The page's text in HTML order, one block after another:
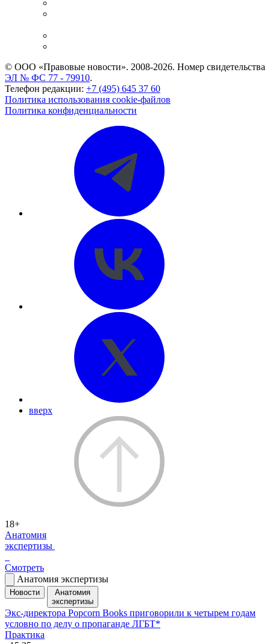
© ООО «Правовые новости». 2008-2026. Номер свидетельства
ЭЛ № ФС 77 - 79910.
Телефон редакции: +7 (495) 645 37 60
Политика использования cookie-файлов
Политика конфиденциальности
вверх
18+
Анатомия
экспертизы
Смотреть
Анатомия экспертизы
Новости
Анатомия
экспертизы
Экс-директора Popcorn Books приговорили к четырем годам
условно по делу о пропаганде ЛГБТ*
Практика